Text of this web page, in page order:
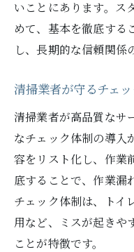
いことにあります。ス
めて、基本を徹底する
し、長期的な信頼関係
清掃業者が守るチェ
清掃業者が高品質なサ
なチェック体制の導入
容をリスト化し、作業
底することで、作業漏
チェック体制は、トイ
用など、ミスが起きや
ことが特徴です。